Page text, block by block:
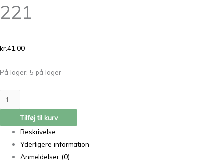
221
kr.41,00
På lager: 5 på lager
Tilføj til kurv
Beskrivelse
Yderligere information
Anmeldelser (0)